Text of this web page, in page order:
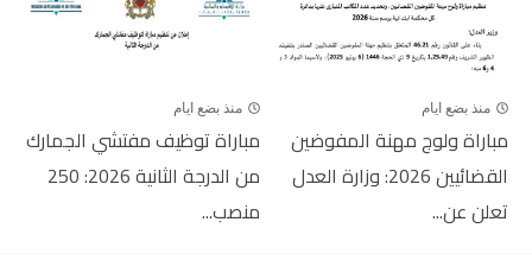
منذ بضع ايام
مباراة ولوج مهنة المفوضين
القضائيين 2026: وزارة العدل
تعلن عن...
منذ بضع ايام
مباراة توظيف مفتشي الجمارك
من الدرجة الثانية 2026: 250
منصب...